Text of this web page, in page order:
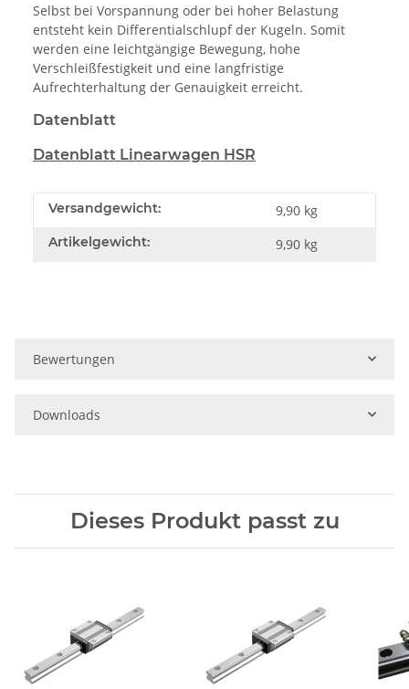
Selbst bei Vorspannung oder bei hoher Belastung
entsteht kein Differentialschlupf der Kugeln. Somit
werden eine leichtgängige Bewegung, hohe
Verschleißfestigkeit und eine langfristige
Aufrechterhaltung der Genauigkeit erreicht.
Datenblatt
Datenblatt Linearwagen HSR
Versandgewicht: 9,90 kg
Artikelgewicht: 9,90 kg
Bewertungen
Downloads
Dieses Produkt passt zu